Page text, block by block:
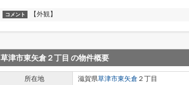
コメント 【外観】
草津市東矢倉２丁目 の物件概要
所在地 滋賀県草津市東矢倉 ２丁目